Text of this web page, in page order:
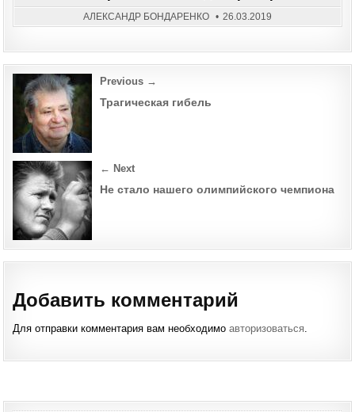
НА
М
АЛЕКСАНДР БОНДАРЕНКО 26.03.2019
Post
navigation
Previous →
Трагическая гибель
← Next
Не стало нашего олимпийского чемпиона
Добавить комментарий
Для отправки комментария вам необходимоавторизоваться.